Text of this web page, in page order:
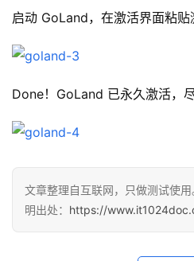
启动 GoLand，在激活界面粘贴
Done！GoLand 已永久激活，
文章整理自互联网，只做测试使
明出处： https://